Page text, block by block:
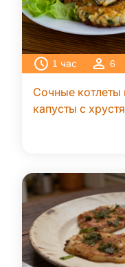
1 час 6
Сочные котлеты
капусты с